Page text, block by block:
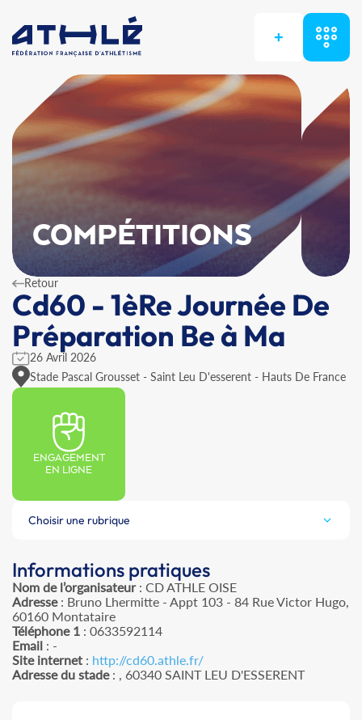
+
COMPÉTITIONS
Retour
Cd60 - 1èRe Journée De
Préparation Be à Ma
26 Avril 2026
Stade Pascal Grousset - Saint Leu D'esserent - Hauts De France
ENGAGEMENT
EN LIGNE
Choisir une rubrique
Informations pratiques
Nom de l’organisateur: CD ATHLE OISE
Adresse: Bruno Lhermitte - Appt 103 - 84 Rue Victor Hugo,
60160 Montataire
Téléphone 1 : 0633592114
Email : -
Site internet : http://cd60.athle.fr/
Adresse du stade: , 60340 SAINT LEU D'ESSERENT